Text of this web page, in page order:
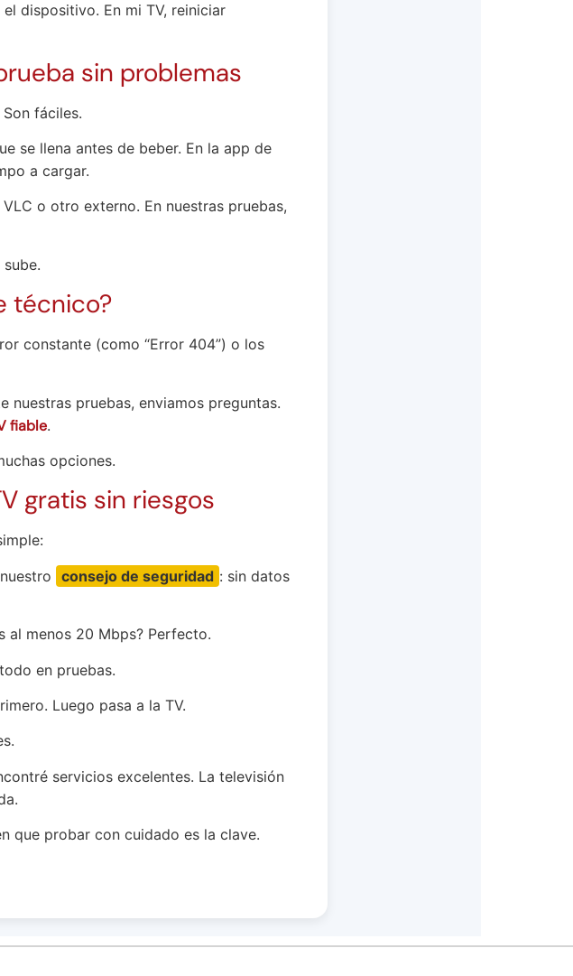
dispositivo. En mi TV, reiniciar
sin problemas
fáciles.
se llena antes de beber. En la app de
a cargar.
o otro externo. En nuestras pruebas,
técnico?
constante (como “Error 404”) o los
nuestras pruebas, enviamos preguntas.
fiable.
opciones.
gratis sin riesgos
consejo de seguridad : sin datos
al menos 20 Mbps? Perfecto.
en pruebas.
Luego pasa a la TV.
servicios excelentes. La televisión
que probar con cuidado es la clave.